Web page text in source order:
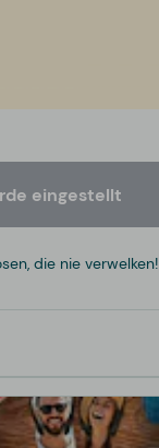
eingestellt
die nie verwelken!